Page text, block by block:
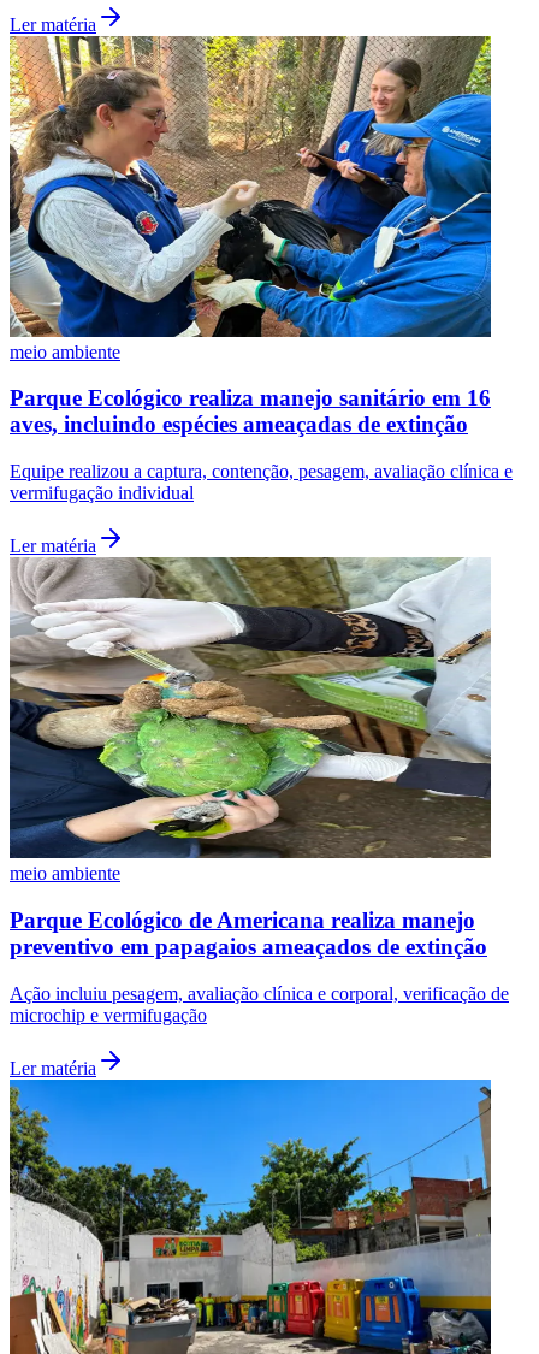
Botafogo
Grêmio
Ler matéria
meio ambiente
Parque Ecológico realiza manejo sanitário em 16
aves, incluindo espécies ameaçadas de extinção
Equipe realizou a captura, contenção, pesagem, avaliação clínica e
vermifugação individual
Ler matéria
meio ambiente
Parque Ecológico de Americana realiza manejo
preventivo em papagaios ameaçados de extinção
Ação incluiu pesagem, avaliação clínica e corporal, verificação de
microchip e vermifugação
Ler matéria